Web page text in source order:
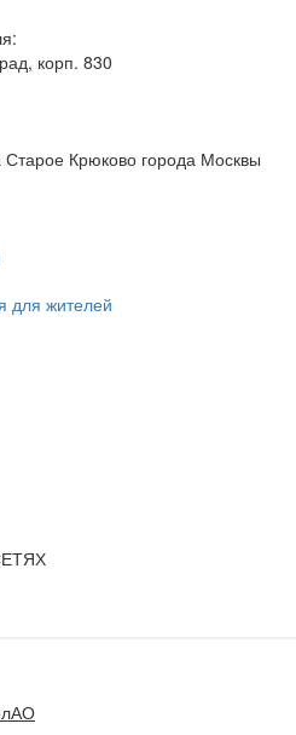
корп. 830
Крюково города Москвы
для жителей